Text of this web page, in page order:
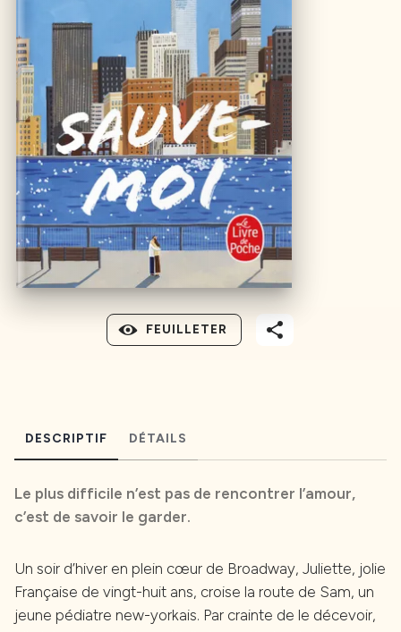
FEUILLETER
DESCRIPTIF DÉTAILS
Le plus difficile n’est pas de rencontrer l’amour,
c’est de savoir le garder.
Un soir d’hiver en plein cœur de Broadway, Juliette, jolie
Française de vingt-huit ans, croise la route de Sam, un
jeune pédiatre new-yorkais. Par crainte de le décevoir,